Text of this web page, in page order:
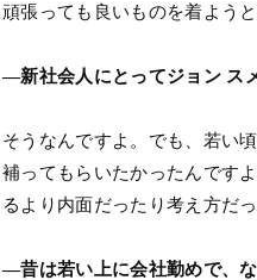
頑張っても良いものを着よう
―新社会人にとってジョン ス
そうなんですよ。でも、若い
補ってもらいたかったんです
るより内面だったり考え方だ
―昔は若い上に会社勤めで、